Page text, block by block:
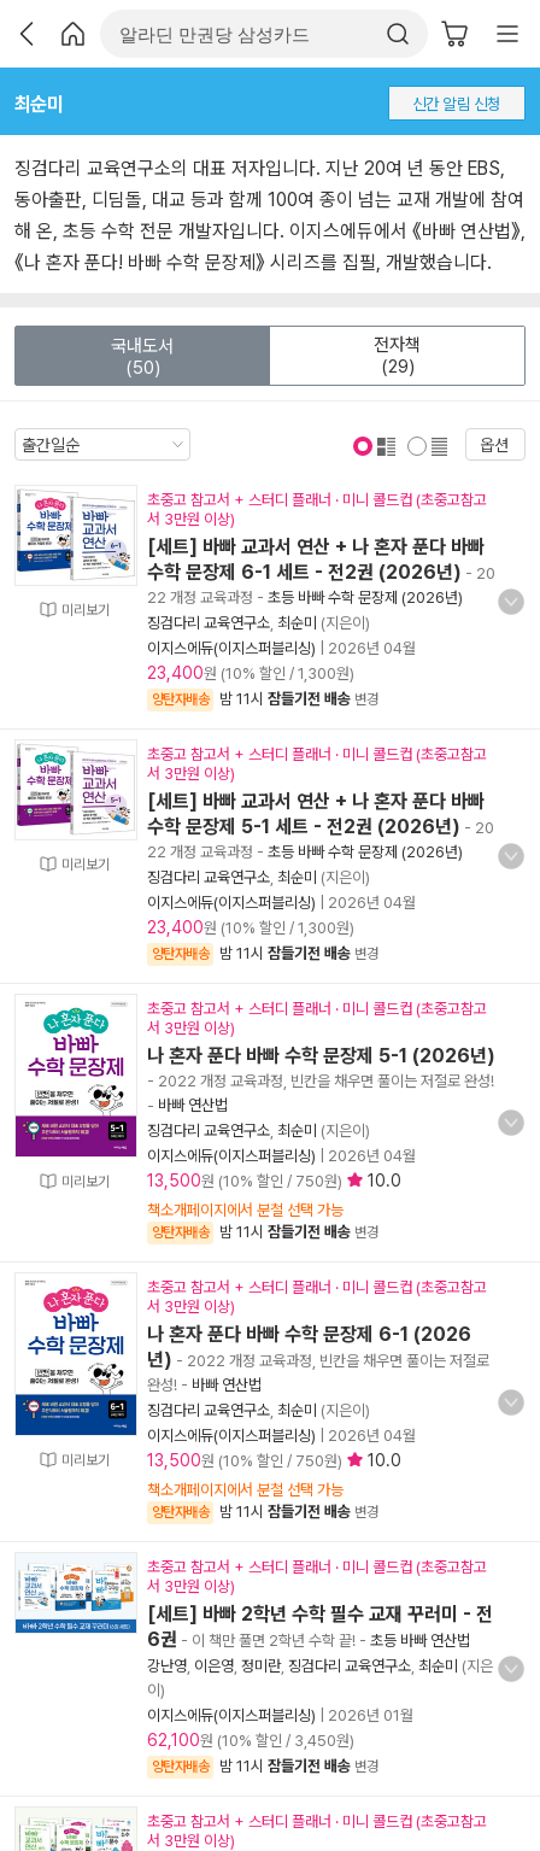
최순미 신간 알림 신청
징검다리 교육연구소의 대표 저자입니다. 지난 20여 년 동안 EBS,
동아출판, 디딤돌, 대교 등과 함께 100여 종이 넘는 교재 개발에 참여
해 온, 초등 수학 전문 개발자입니다. 이지스에듀에서 《바빠 연산법》,
《나 혼자 푼다! 바빠 수학 문장제》 시리즈를 집필, 개발했습니다.
국내도서
(50)
전자책
(29)
옵션
미리보기
초중고 참고서 + 스터디 플래너 · 미니 콜드컵 (초중고참고
서 3만원 이상)
[세트] 바빠 교과서 연산 + 나 혼자 푼다 바빠
수학 문장제 6-1 세트 - 전2권 (2026년) - 20
22 개정 교육과정 - 초등 바빠 수학 문장제 (2026년)
징검다리 교육연구소 최순미 (지은이)
이지스에듀(이지스퍼블리싱)
2026년 04월
23,400원 (10% 할인 / 1,300원)
양탄자배송 밤 11시 잠들기전 배송 변경
미리보기
초중고 참고서 + 스터디 플래너 · 미니 콜드컵 (초중고참고
서 3만원 이상)
[세트] 바빠 교과서 연산 + 나 혼자 푼다 바빠
수학 문장제 5-1 세트 - 전2권 (2026년) - 20
22 개정 교육과정 - 초등 바빠 수학 문장제 (2026년)
징검다리 교육연구소 최순미 (지은이)
이지스에듀(이지스퍼블리싱)
2026년 04월
23,400원 (10% 할인 / 1,300원)
양탄자배송 밤 11시 잠들기전 배송 변경
미리보기
초중고 참고서 + 스터디 플래너 · 미니 콜드컵 (초중고참고
서 3만원 이상)
나 혼자 푼다 바빠 수학 문장제 5-1 (2026년)
- 2022 개정 교육과정, 빈칸을 채우면 풀이는 저절로 완성!
- 바빠 연산법
징검다리 교육연구소 최순미 (지은이)
이지스에듀(이지스퍼블리싱)
2026년 04월
13,500원 (10% 할인 / 750원) 10.0
책소개페이지에서 분철 선택 가능
양탄자배송 밤 11시 잠들기전 배송 변경
미리보기
초중고 참고서 + 스터디 플래너 · 미니 콜드컵 (초중고참고
서 3만원 이상)
나 혼자 푼다 바빠 수학 문장제 6-1 (2026
년) - 2022 개정 교육과정, 빈칸을 채우면 풀이는 저절로
완성! - 바빠 연산법
징검다리 교육연구소 최순미 (지은이)
이지스에듀(이지스퍼블리싱)
2026년 04월
13,500원 (10% 할인 / 750원) 10.0
책소개페이지에서 분철 선택 가능
양탄자배송 밤 11시 잠들기전 배송 변경
초중고 참고서 + 스터디 플래너 · 미니 콜드컵 (초중고참고
서 3만원 이상)
[세트] 바빠 2학년 수학 필수 교재 꾸러미 - 전
6권 - 이 책만 풀면 2학년 수학 끝! - 초등 바빠 연산법
강난영 이은영 정미란, 징검다리 교육연구소 최순미 (지은
이)
이지스에듀(이지스퍼블리싱)
2026년 01월
62,100원 (10% 할인 / 3,450원)
양탄자배송 밤 11시 잠들기전 배송 변경
초중고 참고서 + 스터디 플래너 · 미니 콜드컵 (초중고참고
서 3만원 이상)